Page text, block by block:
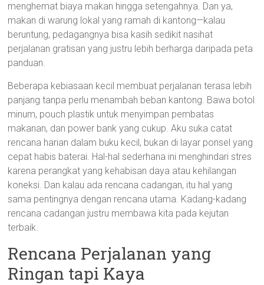
menghemat biaya makan hingga setengahnya. Dan ya,
makan di warung lokal yang ramah di kantong—kalau
beruntung, pedagangnya bisa kasih sedikit nasihat
perjalanan gratisan yang justru lebih berharga daripada peta
panduan.
Beberapa kebiasaan kecil membuat perjalanan terasa lebih
panjang tanpa perlu menambah beban kantong. Bawa botol
minum, pouch plastik untuk menyimpan pembatas
makanan, dan power bank yang cukup. Aku suka catat
rencana harian dalam buku kecil, bukan di layar ponsel yang
cepat habis baterai. Hal-hal sederhana ini menghindari stres
karena perangkat yang kehabisan daya atau kehilangan
koneksi. Dan kalau ada rencana cadangan, itu hal yang
sama pentingnya dengan rencana utama. Kadang-kadang
rencana cadangan justru membawa kita pada kejutan
terbaik.
Rencana Perjalanan yang
Ringan tapi Kaya